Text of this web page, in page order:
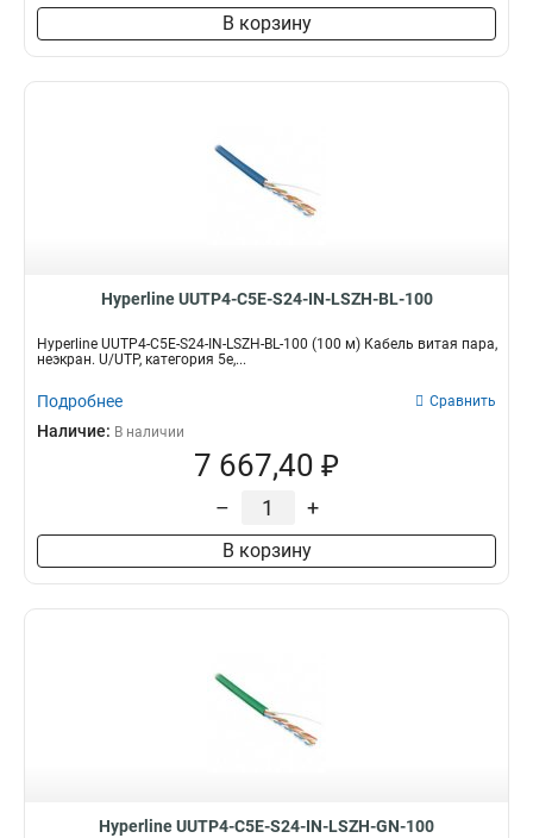
В корзину
Hyperline UUTP4-C5E-S24-IN-LSZH-BL-100
Hyperline UUTP4-C5E-S24-IN-LSZH-BL-100 (100 м) Кабель витая пара,
неэкран. U/UTP, категория 5e,...
Подробнее Сравнить
Наличие: В наличии
7 667,40 ₽
– +
В корзину
Hyperline UUTP4-C5E-S24-IN-LSZH-GN-100